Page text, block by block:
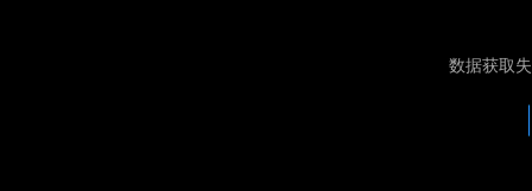
数据获取